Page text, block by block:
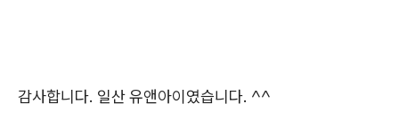
감사합니다. 일산 유앤아이였습니다. ^^